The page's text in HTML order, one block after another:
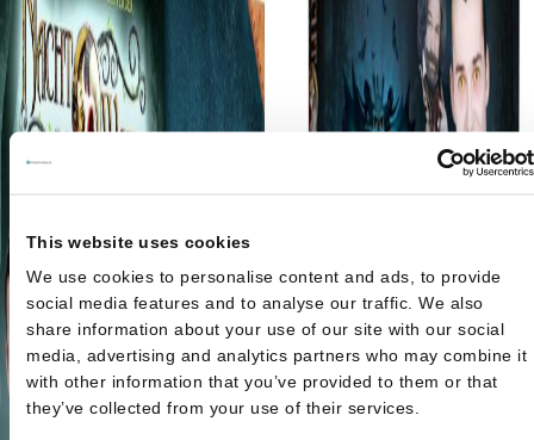
This website uses cookies
We use cookies to personalise content and ads, to provide
social media features and to analyse our traffic. We also
share information about your use of our site with our social
media, advertising and analytics partners who may combine it
with other information that you’ve provided to them or that
they’ve collected from your use of their services.